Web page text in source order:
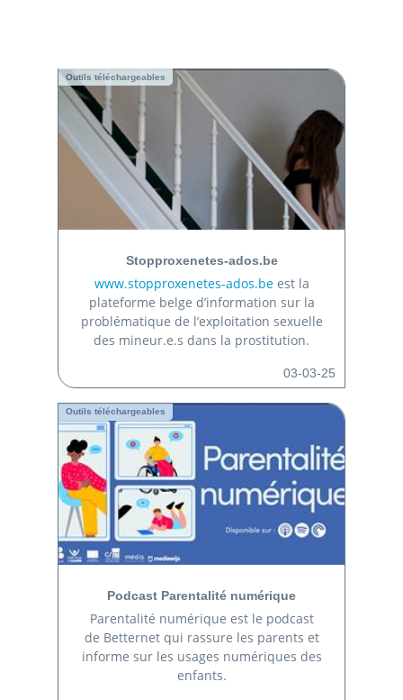
Outils téléchargeables
Stopproxenetes-ados.be
www.stopproxenetes-ados.beest la
plateforme belge d’information sur la
problématique de l’exploitation sexuelle
des mineur.e.s dans la prostitution.
03-03-25
Outils téléchargeables
Podcast Parentalité numérique
Parentalité numérique est le podcast
de Betternet qui rassure les parents et
informe sur les usages numériques des
enfants.